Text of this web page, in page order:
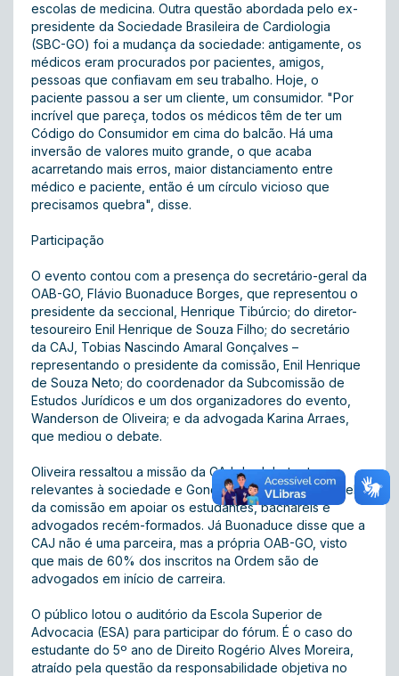
escolas de medicina. Outra questão abordada pelo ex-
presidente da Sociedade Brasileira de Cardiologia
(SBC-GO) foi a mudança da sociedade: antigamente, os
médicos eram procurados por pacientes, amigos,
pessoas que confiavam em seu trabalho. Hoje, o
paciente passou a ser um cliente, um consumidor. "Por
incrível que pareça, todos os médicos têm de ter um
Código do Consumidor em cima do balcão. Há uma
inversão de valores muito grande, o que acaba
acarretando mais erros, maior distanciamento entre
médico e paciente, então é um círculo vicioso que
precisamos quebra", disse.
Participação
O evento contou com a presença do secretário-geral da
OAB-GO, Flávio Buonaduce Borges, que representou o
presidente da seccional, Henrique Tibúrcio; do diretor-
tesoureiro Enil Henrique de Souza Filho; do secretário
da CAJ, Tobias Nascindo Amaral Gonçalves –
representando o presidente da comissão, Enil Henrique
de Souza Neto; do coordenador da Subcomissão de
Estudos Jurídicos e um dos organizadores do evento,
Wanderson de Oliveira; e da advogada Karina Arraes,
que mediou o debate.
Oliveira ressaltou a missão da CAJ de debater temas
relevantes à sociedade e Gonçalves destacou o papel
da comissão em apoiar os estudantes, bacharéis e
advogados recém-formados. Já Buonaduce disse que a
CAJ não é uma parceira, mas a própria OAB-GO, visto
que mais de 60% dos inscritos na Ordem são de
advogados em início de carreira.
O público lotou o auditório da Escola Superior de
Advocacia (ESA) para participar do fórum. É o caso do
estudante do 5º ano de Direito Rogério Alves Moreira,
atraído pela questão da responsabilidade objetiva no